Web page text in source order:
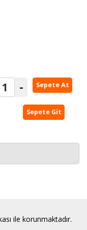
Sepete At
-
Sepete Git
ile korunmaktadır.